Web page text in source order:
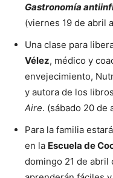
Gastronomía
(viernes 19 de abril
Una clase para
Vélez, médico y
envejecimiento,
y autora de los libros
Aire. (sábado 20 de
Para la familia
en la Escuela de
domingo 21 de abril